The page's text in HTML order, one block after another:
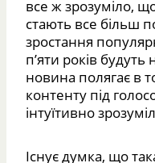
все ж зрозуміло,
стають все більш
зростання
п’яти років
новина полягає в
контенту під
інтуїтивно
Існує думка, що